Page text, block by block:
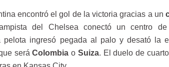
encontró el gol de la victoria gracias a un
del Chelsea conectó un centro de
ingresó pegada al palo y desató la
seráColombiao Suiza. El duelo de